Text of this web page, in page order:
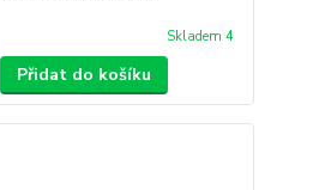
Skladem 4
Přidat do košíku